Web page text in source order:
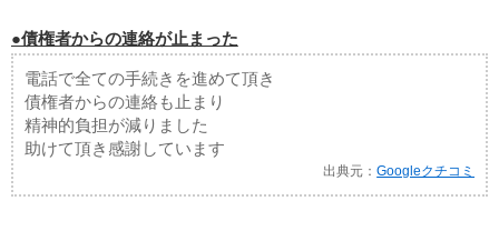
●債権者からの連絡が止まった
電話で全ての手続きを進めて頂き
債権者からの連絡も止まり
精神的負担が減りました
助けて頂き感謝しています
出典元：Googleクチコミ